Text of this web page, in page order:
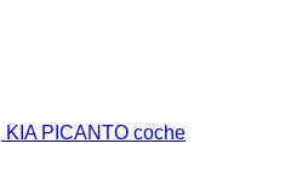
KIA PICANTO coche